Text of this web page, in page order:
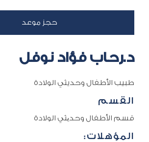
د.رحاب فؤاد نوفل
طبيب الأطفال وحديثي الولادة
القسم
قسم الأطفال وحدیثي الولادة
المؤهلات: